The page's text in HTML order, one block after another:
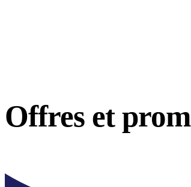
Offres et